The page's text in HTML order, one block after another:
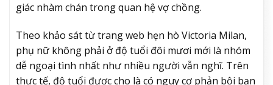
giác nhàm chán trong quan hệ vợ chồng.
Theo khảo sát từ trang web hẹn hò Victoria Milan,
phụ nữ không phải ở độ tuổi đôi mươi mới là nhóm
dễ ngoại tình nhất như nhiều người vẫn nghĩ. Trên
thực tế, độ tuổi được cho là có nguy cơ phản bội bạn